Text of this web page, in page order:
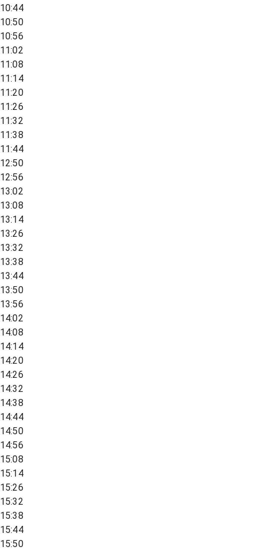
10:44
10:50
10:56
11:02
11:08
11:14
11:20
11:26
11:32
11:38
11:44
12:50
12:56
13:02
13:08
13:14
13:26
13:32
13:38
13:44
13:50
13:56
14:02
14:08
14:14
14:20
14:26
14:32
14:38
14:44
14:50
14:56
15:08
15:14
15:26
15:32
15:38
15:44
15:50